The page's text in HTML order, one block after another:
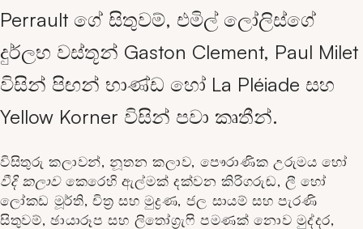
Perrault ගේ සිතුවම්, එමිල් ලෝලිස්ගේ
දුර්ලභ වස්තූන් Gaston Clement, Paul Milet
විසින් පිඟන් භාණ්ඩ හෝ La Pléiade සහ
Yellow Korner විසින් පවා කෘතීන්.
විසිතුරු කලාවන්, නූතන කලාව, පෞරාණික උරුමය හෝ
වීදි කලාවකෙරෙහි ඇල්මක් දක්වන කිරිගරුඬ, ලී හෝ
ලෝකඩ මූර්ති, චිත්‍ර සහ මුද්‍රණ, ජල සායම් සහ පැරණි
සිතුවම්, ඡායාරූප සහ ලිතෝග්‍රැෆි පමණක් නොව මුද්දර,